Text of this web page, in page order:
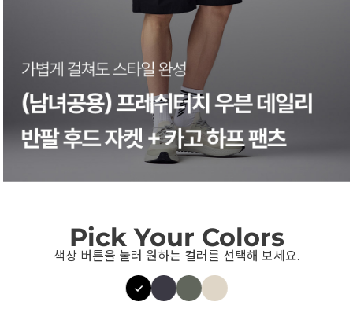
Pick Your Colors
색상 버튼을 눌러 원하는 컬러를 선택해 보세요.